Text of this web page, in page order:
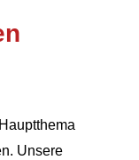
Unsere